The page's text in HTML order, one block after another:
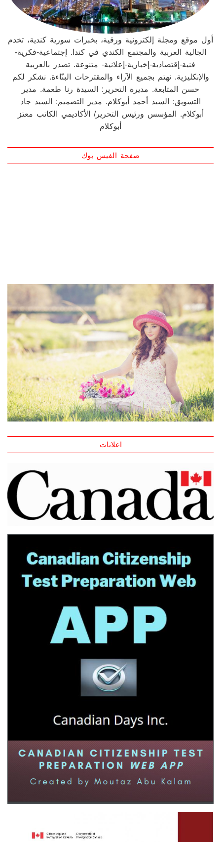
أول موقع ومجلة إلكترونية ورقية، بخبرات سورية كندية، تخدم
الجالية العربية والمجتمع الكندي في كندا. إجتماعية-فكرية-
فنية-إقتصادية-إخبارية-إعلانية- متنوعة. تصدر بالعربية
والإنكليزية. نهتم بجميع الآراء والمقترحات البنّاءة. نشكر لكم
حسن المتابعة. مديرة التحرير: السيدة رنا طعمة. مدير
أبوكلام. المؤسس ورئيس التحرير/ الأكاديمي الكاتب معتز
أبوكلام